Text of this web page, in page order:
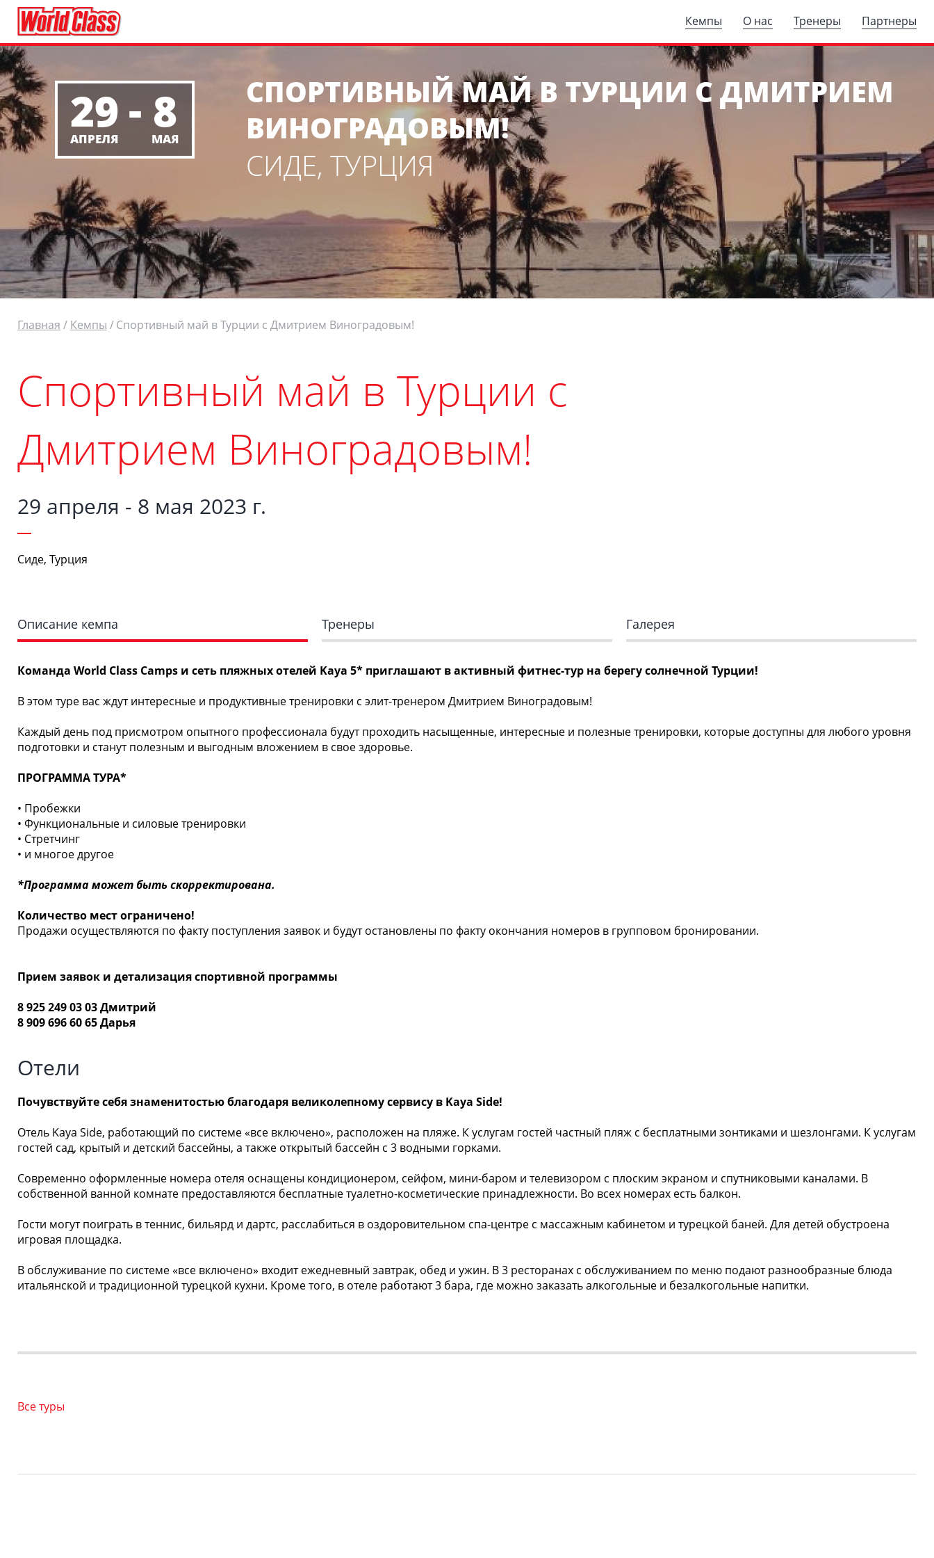
Кемпы О нас Тренеры Партнеры
29
АПРЕЛЯ
- 8
МАЯ
СПОРТИВНЫЙ МАЙ В ТУРЦИИ С ДМИТРИЕМ
ВИНОГРАДОВЫМ!
СИДЕ, ТУРЦИЯ
Главная Кемпы Спортивный май в Турции с Дмитрием Виноградовым!
Спортивный май в Турции с
Дмитрием Виноградовым!
29 апреля - 8 мая 2023 г.
Сиде, Турция
Описание кемпа Тренеры Галерея
Команда World Class Camps и сеть пляжных отелей Kaya 5* приглашают в активный фитнес-тур на берегу солнечной Турции!
В этом туре вас ждут интересные и продуктивные тренировки с элит-тренером Дмитрием Виноградовым!
Каждый день под присмотром опытного профессионала будут проходить насыщенные, интересные и полезные тренировки, которые доступны для любого уровня
подготовки и станут полезным и выгодным вложением в свое здоровье.
ПРОГРАММА ТУРА*
• Пробежки
• Функциональные и силовые тренировки
• Стретчинг
• и многое другое
*Программа может быть скорректирована.
Количество мест ограничено!
Продажи осуществляются по факту поступления заявок и будут остановлены по факту окончания номеров в групповом бронировании.
Прием заявок и детализация спортивной программы
8 925 249 03 03 Дмитрий
8 909 696 60 65 Дарья
Отели
Почувствуйте себя знаменитостью благодаря великолепному сервису в Kaya Side!
Отель Kaya Side, работающий по системе «все включено», расположен на пляже. К услугам гостей частный пляж с бесплатными зонтиками и шезлонгами. К услугам
гостей сад, крытый и детский бассейны, а также открытый бассейн с 3 водными горками.
Современно оформленные номера отеля оснащены кондиционером, сейфом, мини-баром и телевизором с плоским экраном и спутниковыми каналами. В
собственной ванной комнате предоставляются бесплатные туалетно-косметические принадлежности. Во всех номерах есть балкон.
Гости могут поиграть в теннис, бильярд и дартс, расслабиться в оздоровительном спа-центре с массажным кабинетом и турецкой баней. Для детей обустроена
игровая площадка.
В обслуживание по системе «все включено» входит ежедневный завтрак, обед и ужин. В 3 ресторанах с обслуживанием по меню подают разнообразные блюда
итальянской и традиционной турецкой кухни. Кроме того, в отеле работают 3 бара, где можно заказать алкогольные и безалкогольные напитки.
Все туры